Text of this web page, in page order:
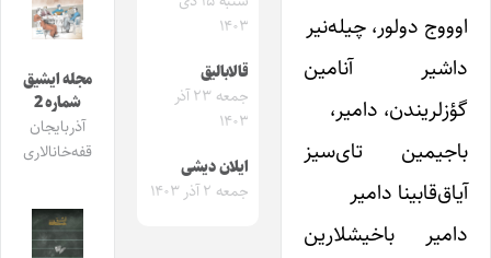
اوووج دولور، چیله‌نیر
داشیر آنامین
گؤزلریند‌ن، دامیر،
باجیمین تای‌سیز
آیاق‌قابینا دامیر
دامیر باخیشلارین
۱۴۰۳
قالابالیق
جمعه ۲۳ آذر
۱۴۰۳
ایلان دیشی
جمعه ۲ آذر ۱۴۰۳
مجله ایشیق
شماره 2
آذربایجان
قفه‌خانالاری